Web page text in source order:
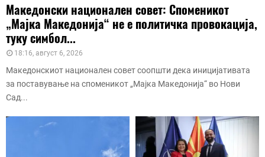
Македонски национален совет: Споменикот
„Мајка Македонија“ не е политичка провокација,
туку симбол...
18:16, август 6, 2026
Македонскиот национален совет соопшти дека иницијативата
за поставување на споменикот „Мајка Македонија“ во Нови
Сад...